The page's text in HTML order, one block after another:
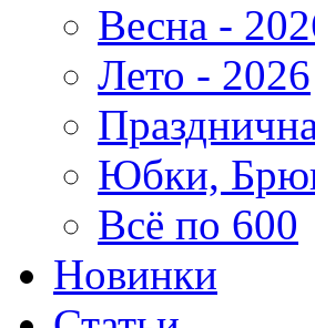
Весна -
Лето - 2026
Юбки,
Всё по 600
Новинки